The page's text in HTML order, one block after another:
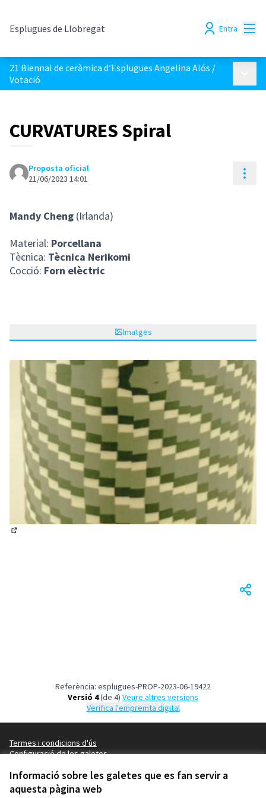
Informació sobre les galetes que es fan servir a
aquesta pàgina web
Esplugues de Llobregat Entra
21 Biennal de ceràmica d’Esplugues Angelina Alós /
Votació
CURVATURES Spiral
Proposta oficial
21/06/2023 14:01
Mandy Cheng (Irlanda)
Material: Porcellana
Tècnica: Tècnica Nerikomi
Cocció: Forn elèctric
Imatges
Referència: esplugues-PROP-2023-06-19422
Versió 4(de 4)
veure altres versions
Verifica l'empremta digital
Termes i condicions d'ús
Configuració de les galetes
(Enllaç extern)
(Enllaç extern)
(Enllaç extern)
(Enllaç extern)
Català
Triar la llenguaElegir el idioma